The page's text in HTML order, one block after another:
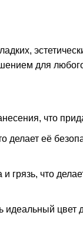
для
что
делает её
грязь, что